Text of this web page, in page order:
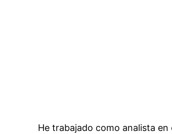
He trabajado como analista